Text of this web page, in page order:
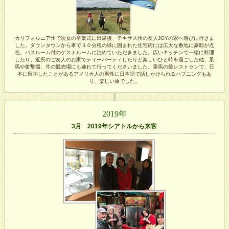
カリフォルニア州で次女の卒業式に出席後、テキサス州の友人JOYの家へ遊びに行きま
した。ダウンタウンから車で３０分程の緑に囲まれた住宅街には広大な敷地に豪邸が点
在。バスルーム付のゲストルームに泊めていただきました。広いキッチンで一緒に料理
したり、近所のご友人のお家でティーパーティしたりと楽しいひと時を過ごした他、乗
馬や射撃場、牛の競売場にも連れて行ってくださいました。乗馬の後レストランで、日
本に留学したことがあるアメリカ人の男性に日本語で話しかけられるハプニングもあ
り、楽しい旅でした。
2019年
3月 2019年シアトルから来客